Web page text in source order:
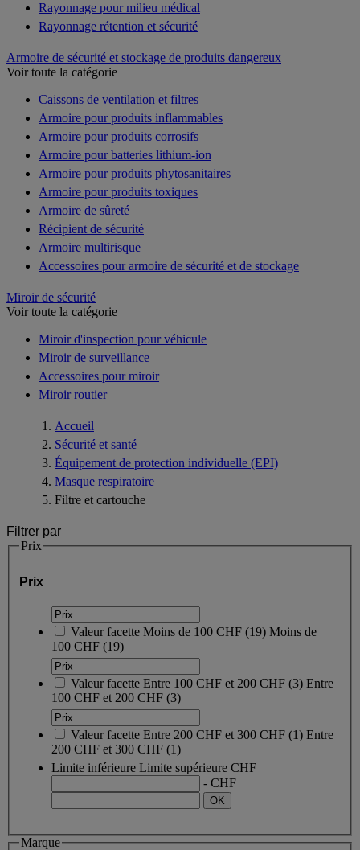
Rayonnage pour milieu médical
Rayonnage rétention et sécurité
Armoire de sécurité et stockage de produits dangereux
Voir toute la catégorie
Caissons de ventilation et filtres
Armoire pour produits inflammables
Armoire pour produits corrosifs
Armoire pour batteries lithium-ion
Armoire pour produits phytosanitaires
Armoire pour produits toxiques
Armoire de sûreté
Récipient de sécurité
Armoire multirisque
Accessoires pour armoire de sécurité et de stockage
Miroir de sécurité
Voir toute la catégorie
Miroir d'inspection pour véhicule
Miroir de surveillance
Accessoires pour miroir
Miroir routier
Accueil
Sécurité et santé
Équipement de protection individuelle (EPI)
Masque respiratoire
Filtre et cartouche
Filtrer par
Prix
Prix
Valeur facette Moins de 100 CHF (19) Moins de
100 CHF (19)
Valeur facette Entre 100 CHF et 200 CHF (3) Entre
100 CHF et 200 CHF (3)
Valeur facette Entre 200 CHF et 300 CHF (1) Entre
200 CHF et 300 CHF (1)
Limite inférieure Limite supérieure CHF
- CHF
Marque